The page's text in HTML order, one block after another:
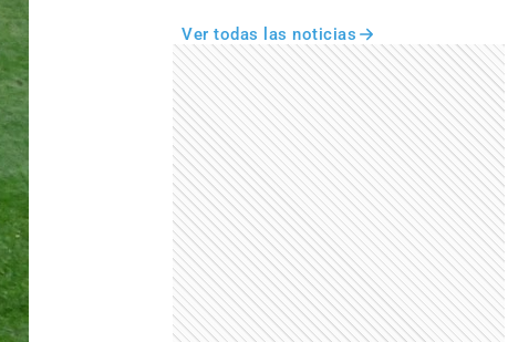
Ver todas las noticias